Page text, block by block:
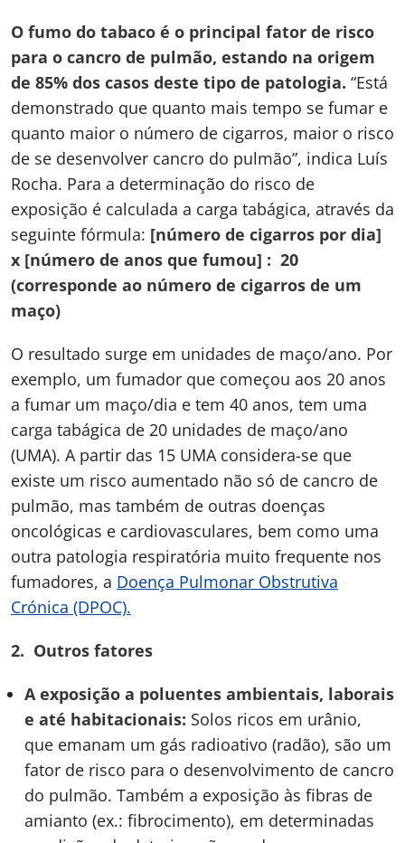
O fumo do tabaco é o principal fator de risco
para o cancro de pulmão, estando na origem
de 85% dos casos deste tipo de patologia. “Está
demonstrado que quanto mais tempo se fumar e
quanto maior o número de cigarros, maior o risco
de se desenvolver cancro do pulmão”, indica Luís
Rocha. Para a determinação do risco de
exposição é calculada a carga tabágica, através da
seguinte fórmula: [número de cigarros por dia]
x [número de anos que fumou] : 20
(corresponde ao número de cigarros de um
maço)
O resultado surge em unidades de maço/ano. Por
exemplo, um fumador que começou aos 20 anos
a fumar um maço/dia e tem 40 anos, tem uma
carga tabágica de 20 unidades de maço/ano
(UMA). A partir das 15 UMA considera-se que
existe um risco aumentado não só de cancro de
pulmão, mas também de outras doenças
oncológicas e cardiovasculares, bem como uma
outra patologia respiratória muito frequente nos
fumadores, a Doença Pulmonar Obstrutiva
Crónica (DPOC).
2. Outros fatores
A exposição a poluentes ambientais, laborais
e até habitacionais: Solos ricos em urânio,
que emanam um gás radioativo (radão), são um
fator de risco para o desenvolvimento de cancro
do pulmão. Também a exposição às fibras de
amianto (ex.: fibrocimento), em determinadas